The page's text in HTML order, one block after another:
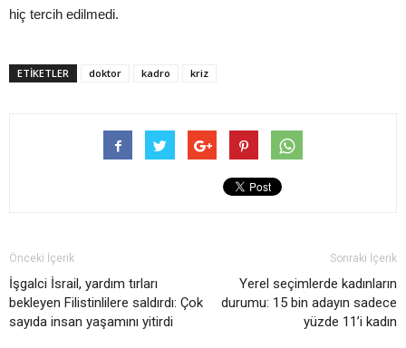
hiç tercih edilmedi.
ETIKETLER doktor kadro kriz
Önceki İçerik
İşgalci İsrail, yardım tırları
bekleyen Filistinlilere saldırdı: Çok
sayıda insan yaşamını yitirdi
Sonraki İçerik
Yerel seçimlerde kadınların
durumu: 15 bin adayın sadece
yüzde 11’i kadın